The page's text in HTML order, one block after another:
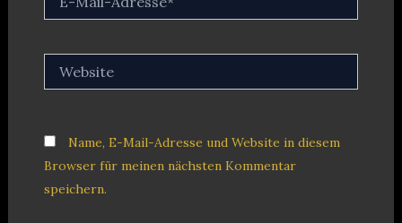
Mail-
Name, E-Mail-Adresse und Website in diesem
Browser für meinen nächsten Kommentar
speichern.